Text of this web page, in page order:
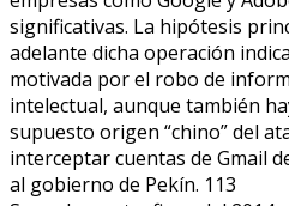
significativas. La hipótesis
adelante dicha operación
motivada por el robo de
intelectual, aunque también
supuesto origen “chino” del
interceptar cuentas de Gmail
al gobierno de Pekín. 113